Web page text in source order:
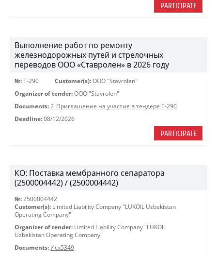
PARTICIPATE
Выполнение работ по ремонту
железнодорожных путей и стрелочных
переводов ООО «Ставролен» в 2026 году
№: Т-290 Customer(s): OOO "Stavrolen"
Organizer of tender: OOO "Stavrolen"
Documents: 2_Приглашение на участие в тендере Т-290
Deadline: 08/12/2026
PARTICIPATE
КО: Поставка мембранного сепаратора
(2500004442) / (2500004442)
№: 2500004442
Customer(s): Limited Liability Company "LUKOIL Uzbekistan
Operating Company"
Organizer of tender: Limited Liability Company "LUKOIL
Uzbekistan Operating Company"
Documents: Исх5349